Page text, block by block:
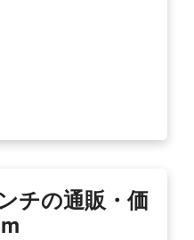
チの通販・価